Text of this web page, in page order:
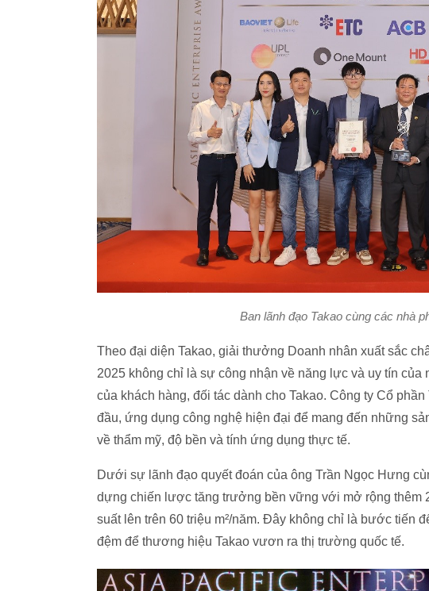
Ban lãnh đạo Takao cùng các nhà
Theo đại diện Takao, giải thưởng Doanh nhân xuất sắc
2025 không chỉ là sự công nhận về năng lực và uy tín
của khách hàng, đối tác dành cho Takao. Công ty Cổ
đầu, ứng dụng công nghệ hiện đại để mang đến những
về thẩm mỹ, độ bền và tính ứng dụng thực tế.
Dưới sự lãnh đạo quyết đoán của ông Trần Ngọc Hưng
dựng chiến lược tăng trưởng bền vững với mở rộng thêm
suất lên trên 60 triệu m²/năm. Đây không chỉ là bước tiến
đệm để thương hiệu Takao vươn ra thị trường quốc tế.